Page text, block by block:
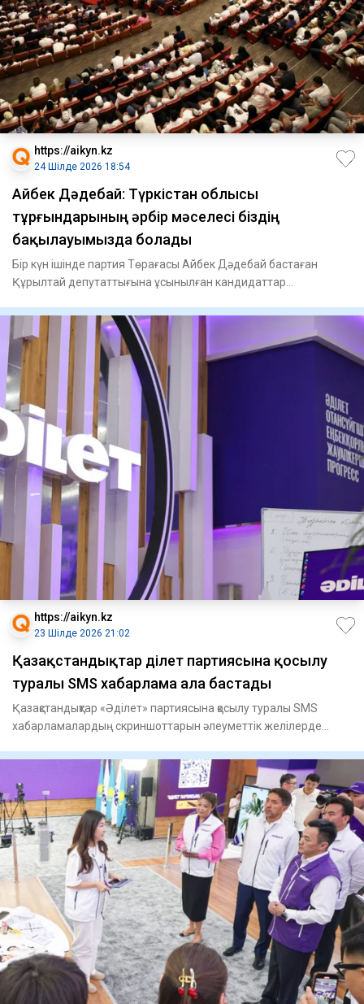
https://aikyn.kz
24 Шілде 2026 18:54
Айбек Дәдебай: Түркістан облысы
тұрғындарының әрбір мәселесі біздің
бақылауымызда болады
Бір күн ішінде партия Төрағасы Айбек Дәдебай бастаған
Құрылтай депутаттығына ұсынылған кандидаттар
https://aikyn.kz
23 Шілде 2026 21:02
Қазақстандықтар Әділет партиясына қосылу
туралы SMS хабарлама ала бастады
Қазақстандықтар «Әділет» партиясына қосылу туралы SMS
хабарламалардың скриншоттарын әлеуметтік желілерде